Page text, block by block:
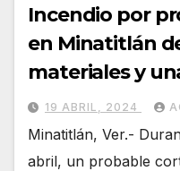
Incendio por
en Minatitlán
materiales y
19 ABRIL, 2024
Minatitlán, Ver.-
abril, un probable